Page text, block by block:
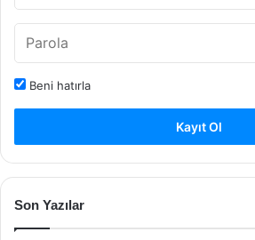
Beni hatırla
Kayıt Ol
Son Yazılar